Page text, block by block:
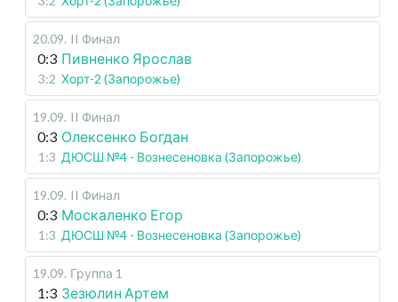
20.09. II Финал
0:3 Пивненко Ярослав
3:2 Хорт-2 (Запорожье)
19.09. II Финал
0:3 Олексенко Богдан
1:3 ДЮСШ №4 - Вознесеновка (Запорожье)
19.09. II Финал
0:3 Москаленко Егор
1:3 ДЮСШ №4 - Вознесеновка (Запорожье)
19.09. Группа 1
1:3 Зезюлин Артем